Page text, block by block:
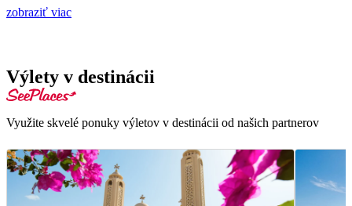
zobraziť viac
Výlety v destinácii
Využite skvelé ponuky výletov v destinácii od našich partnerov